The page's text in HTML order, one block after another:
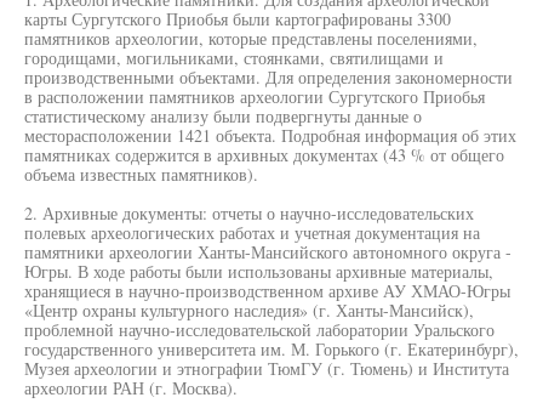
карты Сургутского Приобья были картографированы 3300
памятников археологии, которые представлены поселениями,
городищами, могильниками, стоянками, святилищами и
производственными объектами. Для определения закономерности
в расположении памятников археологии Сургутского Приобья
статистическому анализу были подвергнуты данные о
месторасположении 1421 объекта. Подробная информация об этих
памятниках содержится в архивных документах (43 % от общего
объема известных памятников).
2. Архивные документы: отчеты о научно-исследовательских
полевых археологических работах и учетная документация на
памятники археологии Ханты-Мансийского автономного округа -
Югры. В ходе работы были использованы архивные материалы,
хранящиеся в научно-производственном архиве АУ ХМАО-Югры
«Центр охраны культурного наследия» (г. Ханты-Мансийск),
проблемной научно-исследовательской лаборатории Уральского
государственного университета им. М. Горького (г. Екатеринбург),
Музея археологии и этнографии ТюмГУ (г. Тюмень) и Института
археологии РАН (г. Москва).